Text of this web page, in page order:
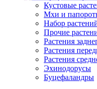
Кустовые
Мхи и
Набор
Прочие
Растения
Растения
Растения
Эхинодорусы
Буцефаландры